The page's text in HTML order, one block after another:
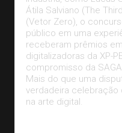
Átila Salviano (The
(Vetor Zero), o
público em uma
receberam prêmios
digitalizadoras da XP-
compromisso da
Mais do que uma
verdadeira celebração
na arte digital.